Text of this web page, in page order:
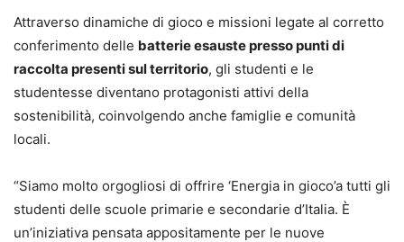
Attraverso dinamiche di gioco e missioni legate al corretto
conferimento delle batterie esauste presso punti di
raccolta presenti sul territorio, gli studenti e le
studentesse diventano protagonisti attivi della
sostenibilità, coinvolgendo anche famiglie e comunità
locali.
“Siamo molto orgogliosi di offrire ‘Energia in gioco’a tutti gli
studenti delle scuole primarie e secondarie d’Italia. È
un’iniziativa pensata appositamente per le nuove